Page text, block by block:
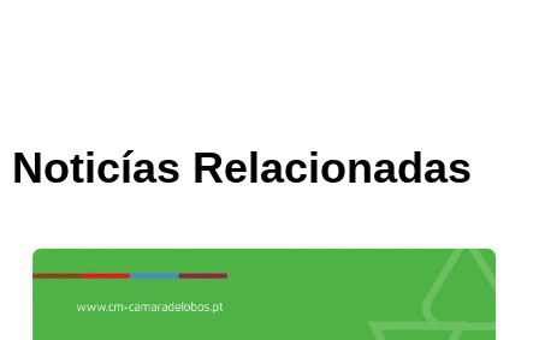
Noticías Relacionadas
Apoio à Infância | Medida extraordinária